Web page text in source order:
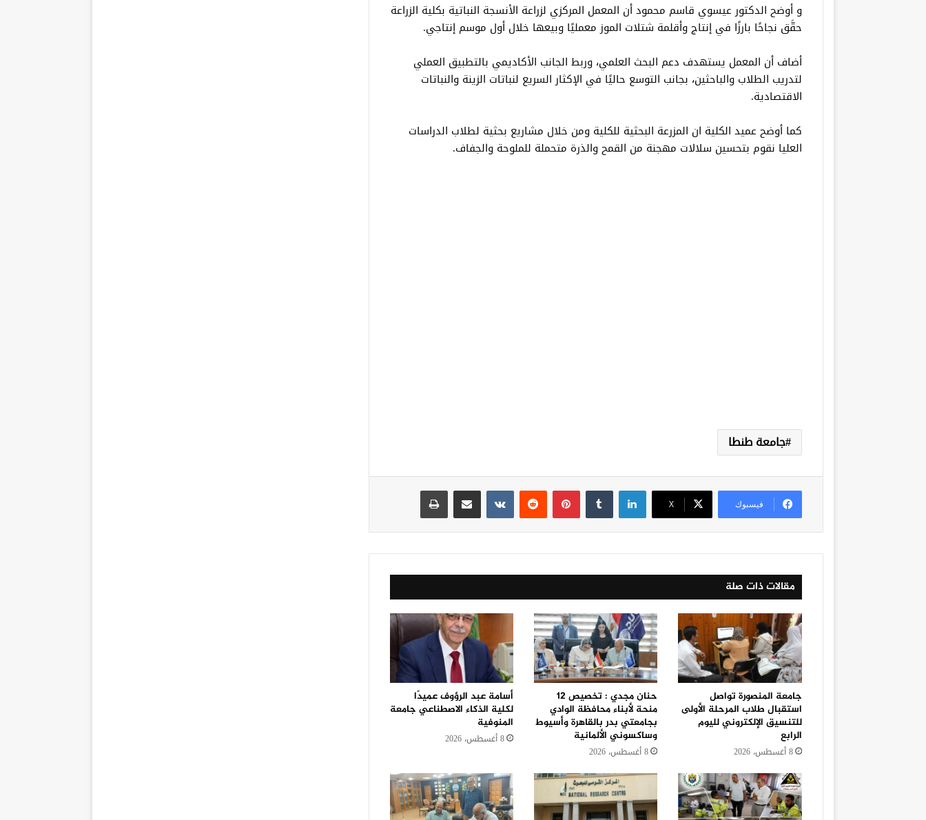
و أوضح الدكتور عيسوي قاسم محمود أن المعمل المركزي لزراعة الأنسجة النباتية بكلية الزراعة
حقَّق نجاحًا بارزًا في إنتاج وأقلمة شتلات الموز معمليًا وبيعها خلال أول موسم إنتاجي.
أضاف أن المعمل يستهدف دعم البحث العلمي، وربط الجانب الأكاديمي بالتطبيق العملي
لتدريب الطلاب والباحثين، بجانب التوسع حاليًا في الإكثار السريع لنباتات الزينة والنباتات
الاقتصادية.
كما أوضح عميد الكلية ان المزرعة البحثية للكلية ومن خلال مشاريع بحثية لطلاب الدراسات
العليا نقوم بتحسين سلالات مهجنة من القمح والذرة متحملة للملوحة والجفاف.
جامعة طنطا
فيسبوك ‫X
لينكدإن بينتيريست
مقالات ذات صلة
جامعة المنصورة تواصل
استقبال طلاب المرحلة الأولى
للتنسيق الإلكتروني لليوم
الرابع
8 أغسطس، 2026
حنان مجدي : تخصيص 12
منحة لأبناء محافظة الوادي
بجامعتي بدر بالقاهرة وأسيوط
وساكسوني الألمانية
8 أغسطس، 2026
أسامة عبد الرؤوف عميدًا
لكلية الذكاء الاصطناعي جامعة
المنوفية
8 أغسطس، 2026